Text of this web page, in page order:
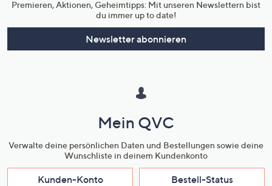
Premieren, Aktionen, Geheimtipps: Mit unseren Newslettern bist
du immer up to date!
Newsletter abonnieren
Mein QVC
Verwalte deine persönlichen Daten und Bestellungen sowie deine
Wunschliste in deinem Kundenkonto
Kunden-Konto Bestell-Status